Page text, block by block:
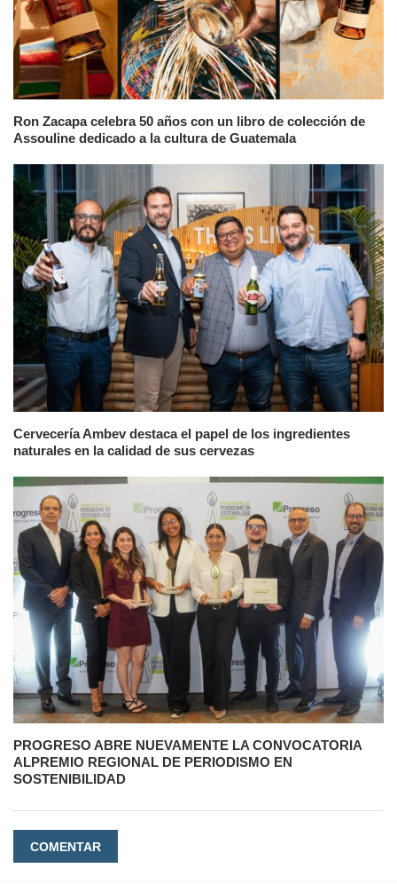
Ron Zacapa celebra 50 años con un libro de colección de
Assouline dedicado a la cultura de Guatemala
Cervecería Ambev destaca el papel de los ingredientes
naturales en la calidad de sus cervezas
PROGRESO ABRE NUEVAMENTE LA CONVOCATORIA
ALPREMIO REGIONAL DE PERIODISMO EN
SOSTENIBILIDAD
COMENTAR